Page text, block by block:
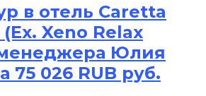
в отель Caretta
Xeno Relax
Юлия
75 026 RUB руб.